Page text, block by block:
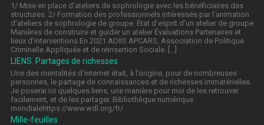
1/ Mise en place d’ateliers de sophrologie avec les bénéficiaires des
structures. 2/ Formation des professionnels intéressés par l’animation
d’ateliers de sophrologie de groupe. État d’esprit d’un atelier de groupe
Manières de construire et guider un atelier Évaluations Partenaires et
lieux d’interventions En 2021 ADIIS APCARS, Association de Politique
Criminelle Appliquée et de réinsertion Sociale. […]
LIENS. Partages de richesses
Une des mentalités d’internet était, à l’origine, pour de nombreuses
personnes, le partage de connaissances et de richesses immatérielles.
Je poserai ici quelques liens, une manière pour moi de les retrouver
facilement, et de les partager. Bibliothèque numérique
mondialehttps://www.wdl.org/fr/
Mille-feuilles